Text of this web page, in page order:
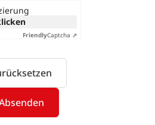
FriendlyCaptcha ⇗